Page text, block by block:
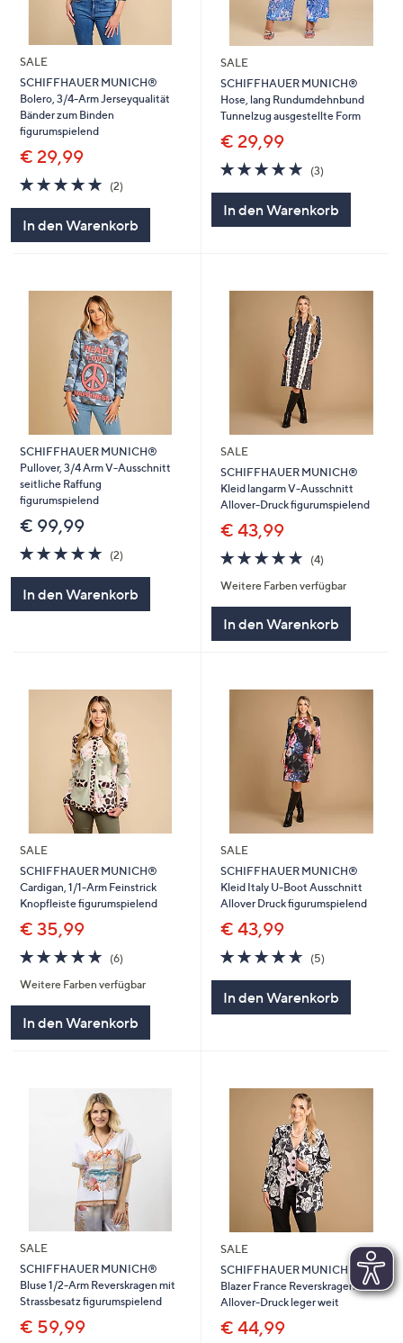
SALE
SCHIFFHAUER MUNICH®
Bolero, 3/4-Arm Jerseyqualität
Bänder zum Binden
figurumspielend
€ 29,99
5.0
von
(2)2
In den Warenkorb
SALE
SCHIFFHAUER MUNICH®
Hose, lang Rundumdehnbund
Tunnelzug ausgestellte Form
€ 29,99
5.0
von
(3)3
In den Warenkorb
SCHIFFHAUER MUNICH®
Pullover, 3/4 Arm V-Ausschnitt
seitliche Raffung
figurumspielend
€ 99,99
5.0
von
5
(2)
In den Warenkorb
SALE
SCHIFFHAUER MUNICH®
Kleid langarm V-Ausschnitt
Allover-Druck figurumspielend
€ 43,99
4.8
von
5
(4)4
Weitere Farben verfügbar
In den Warenkorb
SALE
SCHIFFHAUER MUNICH®
Cardigan, 1/1-Arm Feinstrick
Knopfleiste figurumspielend
€ 35,99
4.7
von
5
(6)
Weitere Farben verfügbar
In den Warenkorb
SALE
SCHIFFHAUER MUNICH®
Kleid Italy U-Boot Ausschnitt
Allover Druck figurumspielend
€ 43,99
4.6
von
(5)5
In den Warenkorb
SALE
SCHIFFHAUER MUNICH®
Bluse 1/2-Arm Reverskragen mit
Strassbesatz figurumspielend
€ 59,99
SALE
SCHIFFHAUER MUNICH®
Blazer France Reverskragen
Allover-Druck leger weit
€ 44,99